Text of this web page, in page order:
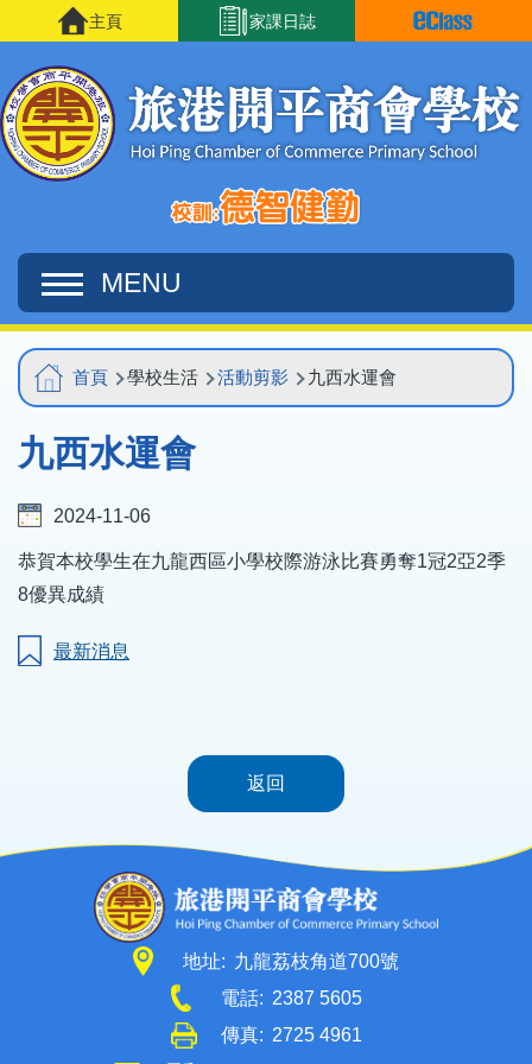
移至主內容 家課日誌
主頁
MENU
Main
navigation
導
航
連
首頁 學校生活 活動剪影 九西水運會
九西水運會
2024-11-06
恭賀本校學生在九龍西區小學校際游泳比賽勇奪1冠2亞2季
8優異成績
最新消息
返回
地址: 九龍荔枝角道700號
電話: 2387 5605
傳真: 2725 4961